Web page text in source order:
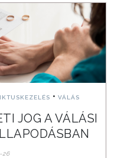
•VÁLÁS
JOG A VÁLÁSI
26